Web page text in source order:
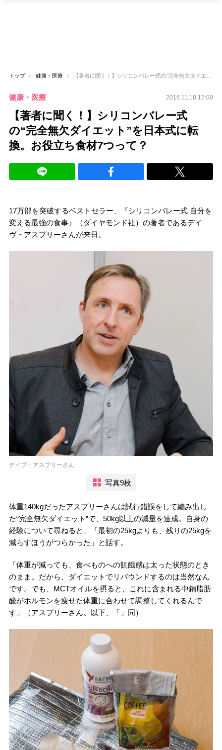
トップ 健康・医療
健康・医療 2016.11.18 17:00
【著者に聞く！】シリコンバレー式
の“完全無欠ダイエット”を日本式に転
換。お役立ち食材7つって？
17万部を突破するベストセラー、『シリコンバレー式 自分を
変える最強の食事』（ダイヤモンド社）の著者であるデイ
ヴ・アスプリーさんが来日。
デイブ・アスプリーさん
写真9枚
体重140kgだったアスプリーさんは試行錯誤をして編み出し
た“完全無欠ダイエット”で、50kg以上の減量を達成。自身の
経験について尋ねると、「最初の25kgよりも、残りの25kgを
減らすほうがつらかった」と話す。
「体重が減っても、食べものへの飢餓感は太った状態のとき
のまま。だから、ダイエットでリバウンドするのは当然なん
です。でも、MCTオイルを摂ると、これに含まれる中鎖脂肪
酸がホルモンを痩せた体重に合わせて調整してくれるんで
す」（アスプリーさん。以下、「」同）